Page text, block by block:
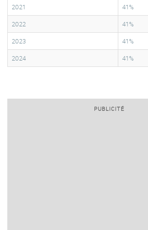
2021
41%
2022
41%
2023
41%
2024
41%
PUBLICITÉ